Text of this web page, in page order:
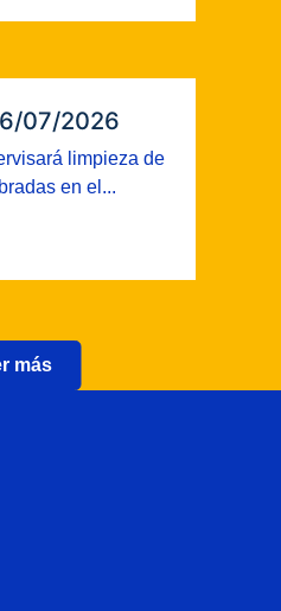
07/2026
limpieza de
en el...
más